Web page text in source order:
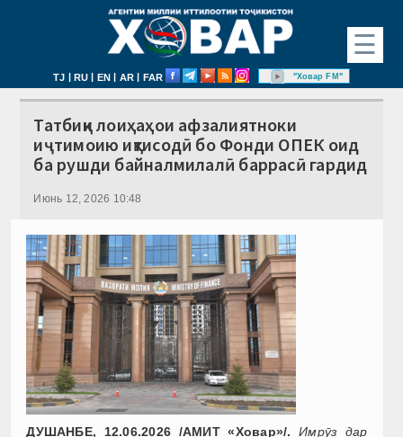
☰
TJ | RU | EN | AR | FAR "Ховар FM"
Татбиқи лоиҳаҳои афзалиятноки
иҷтимоию иқтисодӣ бо Фонди ОПЕК оид
ба рушди байналмилалӣ баррасӣ гардид
Июнь 12, 2026 10:48
ДУШАНБЕ, 12.06.2026 /АМИТ «Ховар»/.
Имрӯз дар